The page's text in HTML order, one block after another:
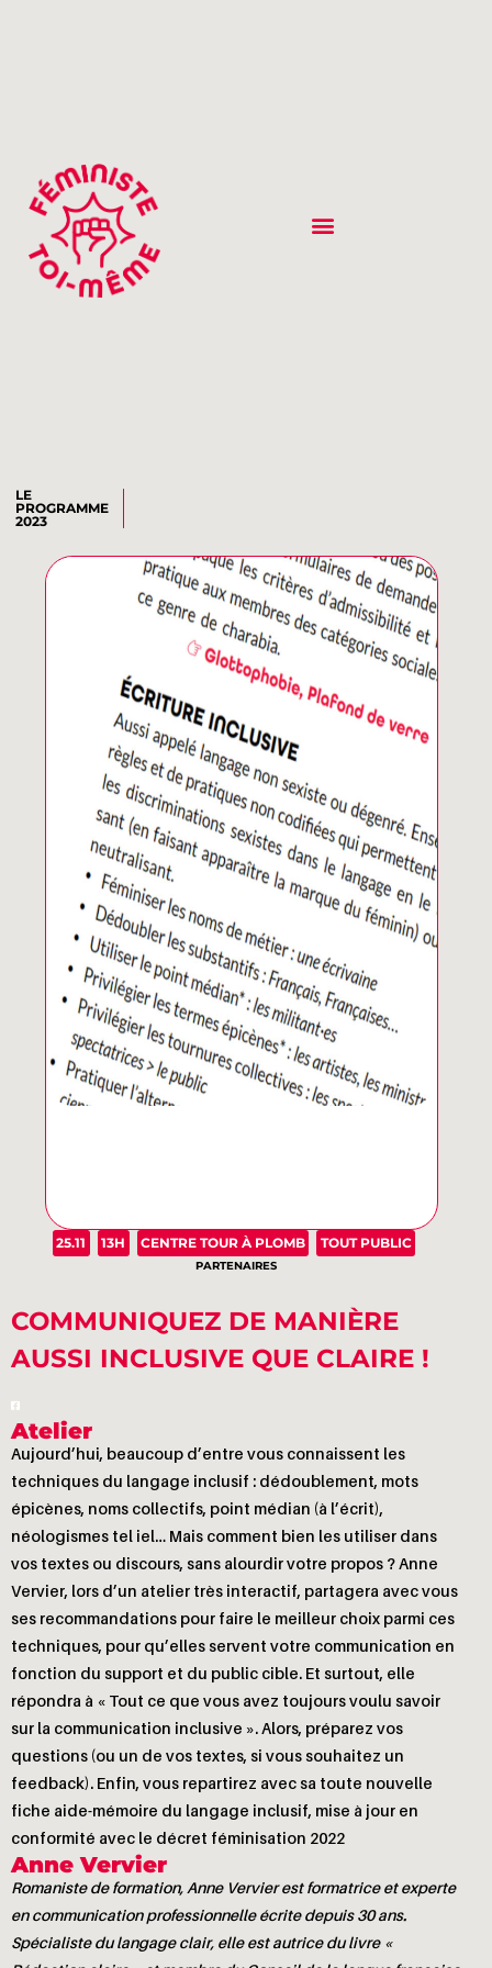
LE
PROGRAMME
2023
COMMUNIQUEZ DE MANIÈRE
AUSSI INCLUSIVE QUE CLAIRE !
Atelier
Aujourd’hui, beaucoup d’entre vous connaissent les
techniques du langage inclusif : dédoublement, mots
épicènes, noms collectifs, point médian (à l’écrit),
néologismes tel iel… Mais comment bien les utiliser dans
vos textes ou discours, sans alourdir votre propos ? Anne
Vervier, lors d’un atelier très interactif, partagera avec vous
ses recommandations pour faire le meilleur choix parmi ces
techniques, pour qu’elles servent votre communication en
fonction du support et du public cible. Et surtout, elle
répondra à « Tout ce que vous avez toujours voulu savoir
sur la communication inclusive ». Alors, préparez vos
questions (ou un de vos textes, si vous souhaitez un
feedback). Enfin, vous repartirez avec sa toute nouvelle
fiche aide-mémoire du langage inclusif, mise à jour en
conformité avec le décret féminisation 2022
Anne Vervier
Romaniste de formation, Anne Vervier est formatrice et experte
en communication professionnelle écrite depuis 30 ans.
Spécialiste du langage clair, elle est autrice du livre «
25.11 13H CENTRE TOUR À PLOMB TOUT PUBLIC
PARTENAIRES